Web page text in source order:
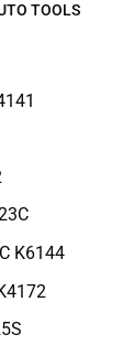
TOOLS
K6144